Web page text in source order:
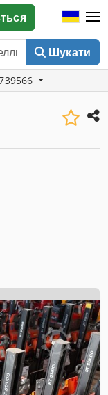
Шукати